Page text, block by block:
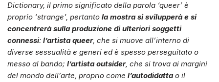
Dictionary, il primo significato della parola ‘queer’ è
proprio ‘strange’, pertanto la mostra si svilupperà e si
concentrerà sulla produzione di ulteriori soggetti
connessi: l’artista queer, che si muove all’interno di
diverse sessualità e generi ed è spesso perseguitato o
messo al bando; l’artista outsider, che si trova ai margini
del mondo dell’arte, proprio come l’autodidattao il